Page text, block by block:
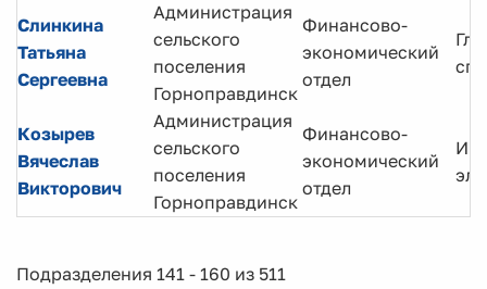
Слинкина
Татьяна
Сергеевна
Администрация
сельского
поселения
Горноправдинск
Финансово-
экономический
отдел
Козырев
Вячеслав
Викторович
Администрация
сельского
поселения
Горноправдинск
Финансово-
экономический
отдел
Подразделения 141 - 160 из 511